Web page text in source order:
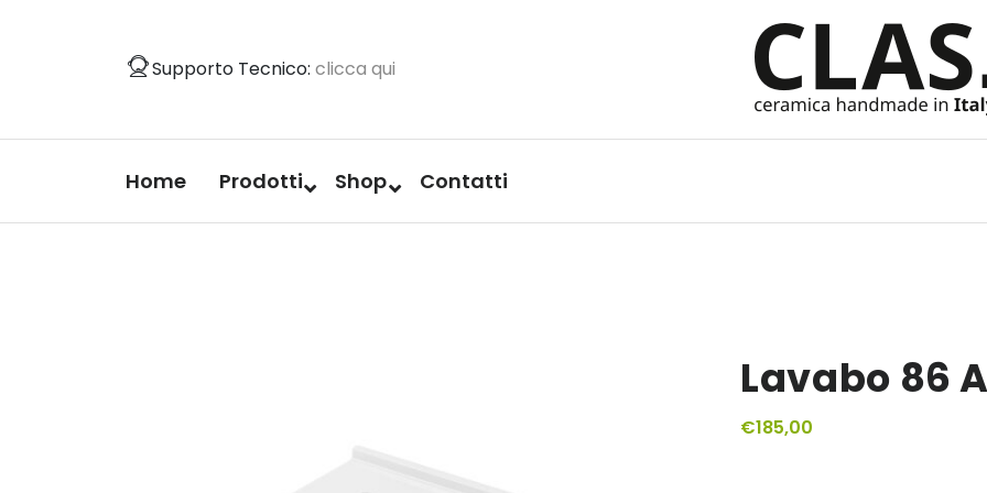
Supporto Tecnico: clicca qui
Home Prodotti Shop Contatti
Lavabo 86
€185,00